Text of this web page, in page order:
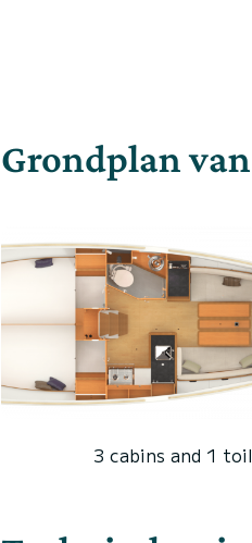
Grondplan
3 cabins and 1